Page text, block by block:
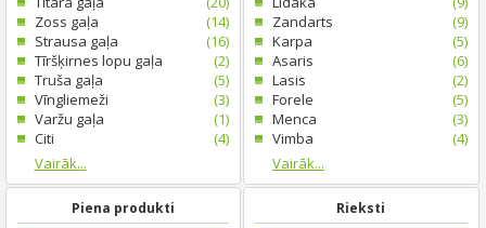
Zoss gaļa
(14)
Strausa gaļa
(16)
Tīršķirnes lopu gaļa
(2)
Truša gaļa
(5)
Vīngliemeži
(3)
Varžu gaļa
(1)
Citi
(4)
Vairāk...
Zandarts
(9)
Karpa
(5)
Asaris
(6)
Lasis
(2)
Forele
(5)
Menca
(3)
Vimba
(4)
Vairāk...
Piena produkti Rieksti